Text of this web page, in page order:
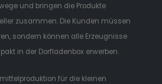
und bringen die Produkte
zusammen. Die Kunden müssen
sondern können alle Erzeugnisse
in der Dorfladenbox erwerben.
für die kleinen